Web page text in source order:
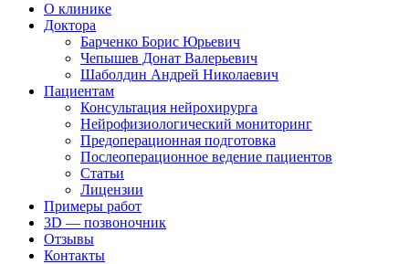
О клинике
Доктора
Барченко Борис Юрьевич
Чепышев Донат Валерьевич
Шаболдин Андрей Николаевич
Пациентам
Консультация нейрохирурга
Нейрофизиологический мониторинг
Предоперационная подготовка
Послеоперационное ведение пациентов
Статьи
Лицензии
Примеры работ
3D — позвоночник
Отзывы
Контакты